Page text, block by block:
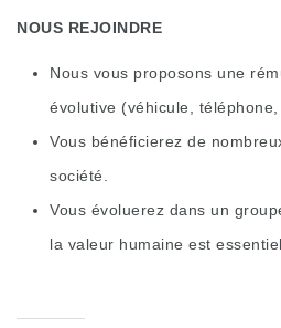
NOUS REJOINDRE
Nous vous proposons une
évolutive (véhicule,
Vous bénéficierez de
société.
Vous évoluerez dans un
la valeur humaine est